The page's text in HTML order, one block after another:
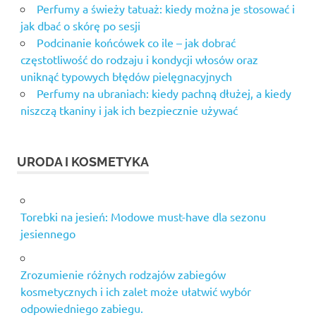
Perfumy a świeży tatuaż: kiedy można je stosować i
jak dbać o skórę po sesji
Podcinanie końcówek co ile – jak dobrać
częstotliwość do rodzaju i kondycji włosów oraz
uniknąć typowych błędów pielęgnacyjnych
Perfumy na ubraniach: kiedy pachną dłużej, a kiedy
niszczą tkaniny i jak ich bezpiecznie używać
URODA I KOSMETYKA
Torebki na jesień: Modowe must-have dla sezonu
jesiennego
Zrozumienie różnych rodzajów zabiegów
kosmetycznych i ich zalet może ułatwić wybór
odpowiedniego zabiegu.